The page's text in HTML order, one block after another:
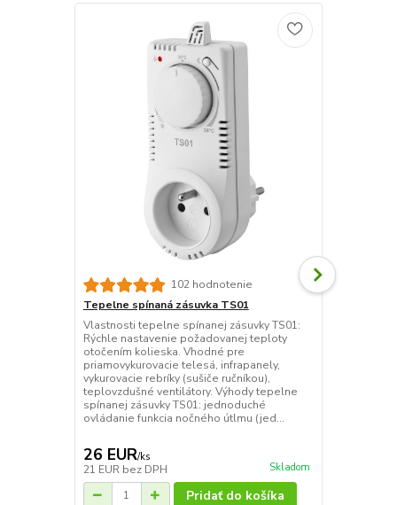
102 hodnotenie
Tepelne spínaná zásuvka TS01
Vlastnosti tepelne spínanej zásuvky TS01:
Rýchle nastavenie požadovanej teploty
otočením kolieska. Vhodné pre
priamovykurovacie telesá, infrapanely,
vykurovacie rebríky (sušiče ručníkou),
teplovzdušné ventilátory. Výhody tepelne
spínanej zásuvky TS01: jednoduché
ovládanie funkcia nočného útlmu (jed...
26 EUR/ks
21 EUR bez DPH Skladom
Pridať do košíka